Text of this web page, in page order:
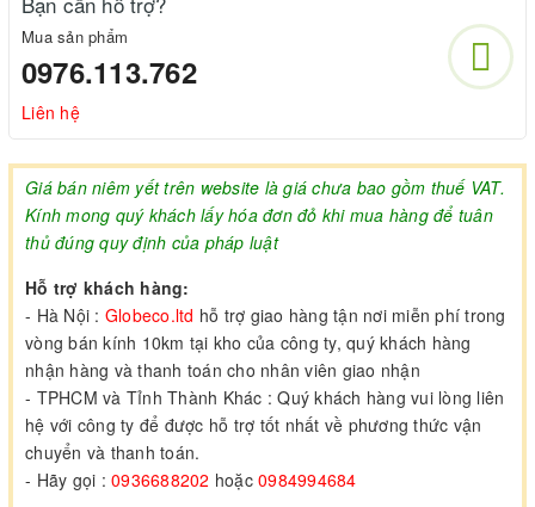
Mua sản phẩm
0976.113.762
Liên hệ
Giá bán niêm yết trên website là giá chưa bao gồm thuế VAT.
Kính mong quý khách lấy hóa đơn đỏ khi mua hàng để tuân
thủ đúng quy định của pháp luật
Hỗ trợ khách hàng:
- Hà Nội : Globeco.ltd hỗ trợ giao hàng tận nơi miễn phí trong
vòng bán kính 10km tại kho của công ty, quý khách hàng
nhận hàng và thanh toán cho nhân viên giao nhận
- TPHCM và Tỉnh Thành Khác : Quý khách hàng vui lòng liên
hệ với công ty để được hỗ trợ tốt nhất về phương thức vận
chuyển và thanh toán.
- Hãy gọi : 0936688202 hoặc 0984994684